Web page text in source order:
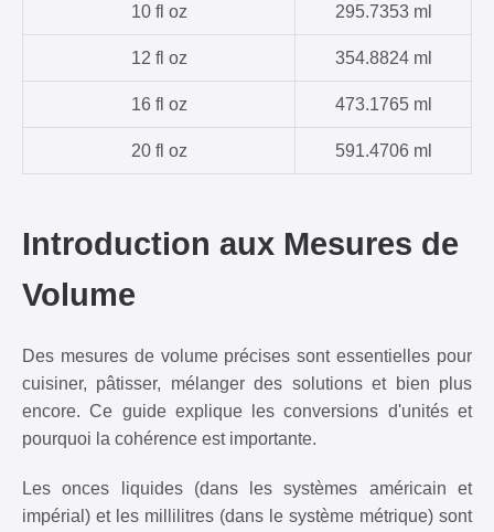
10 fl oz 295.7353 ml
12 fl oz 354.8824 ml
16 fl oz 473.1765 ml
20 fl oz 591.4706 ml
Introduction aux Mesures de
Volume
Des mesures de volume précises sont essentielles pour
cuisiner, pâtisser, mélanger des solutions et bien plus
encore. Ce guide explique les conversions d'unités et
pourquoi la cohérence est importante.
Les onces liquides (dans les systèmes américain et
impérial) et les millilitres (dans le système métrique) sont